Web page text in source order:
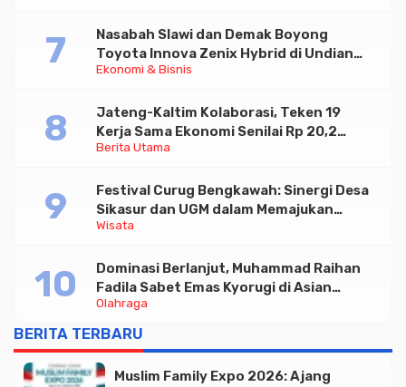
Ekonomi & Bisnis
Nasabah Slawi dan Demak Boyong
Toyota Innova Zenix Hybrid di Undian
Tabungan Bima Bank Jateng
Berita Utama
Jateng-Kaltim Kolaborasi, Teken 19
Kerja Sama Ekonomi Senilai Rp 20,2
Triliun
Wisata
Festival Curug Bengkawah: Sinergi Desa
Sikasur dan UGM dalam Memajukan
Wisata serta UMKM Lokal
Olahraga
Dominasi Berlanjut, Muhammad Raihan
Fadila Sabet Emas Kyorugi di Asian
Taekwondo Indonesia Open 2026
BERITA TERBARU
Muslim Family Expo 2026: Ajang